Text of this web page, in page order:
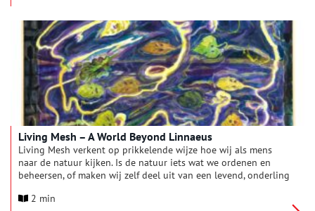
heden.
Living Mesh – A World Beyond Linnaeus
Living Mesh verkent op prikkelende wijze hoe wij als mens
naar de natuur kijken. Is de natuur iets wat we ordenen en
beheersen, of maken wij zelf deel uit van een levend, onderling
invloedrijke classificatiesysteem dat de Zweedse botanicus
2 min